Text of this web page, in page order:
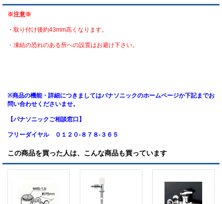
※注意※
・取り付け後約43mm高くなります。
・凍結の恐れのある所への設置はお避け下さい。
※商品の機能・詳細につきましてはパナソニックのホームページか下記までお
問い合わせくださいませ。
【パナソニックご相談窓口】
フリーダイヤル ０１２０-８７８-３６５
この商品を買った人は、こんな商品も買っています